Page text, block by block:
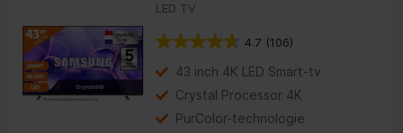
LED TV
4.7 (106)
43 inch 4K LED Smart-tv
Crystal Processor 4K
PurColor-technologie